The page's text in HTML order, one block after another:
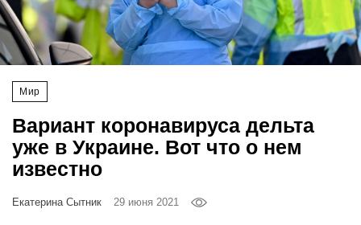
Мир
Вариант коронавируса дельта
уже в Украине. Вот что о нем
известно
Екатерина Сытник 29 июня 2021